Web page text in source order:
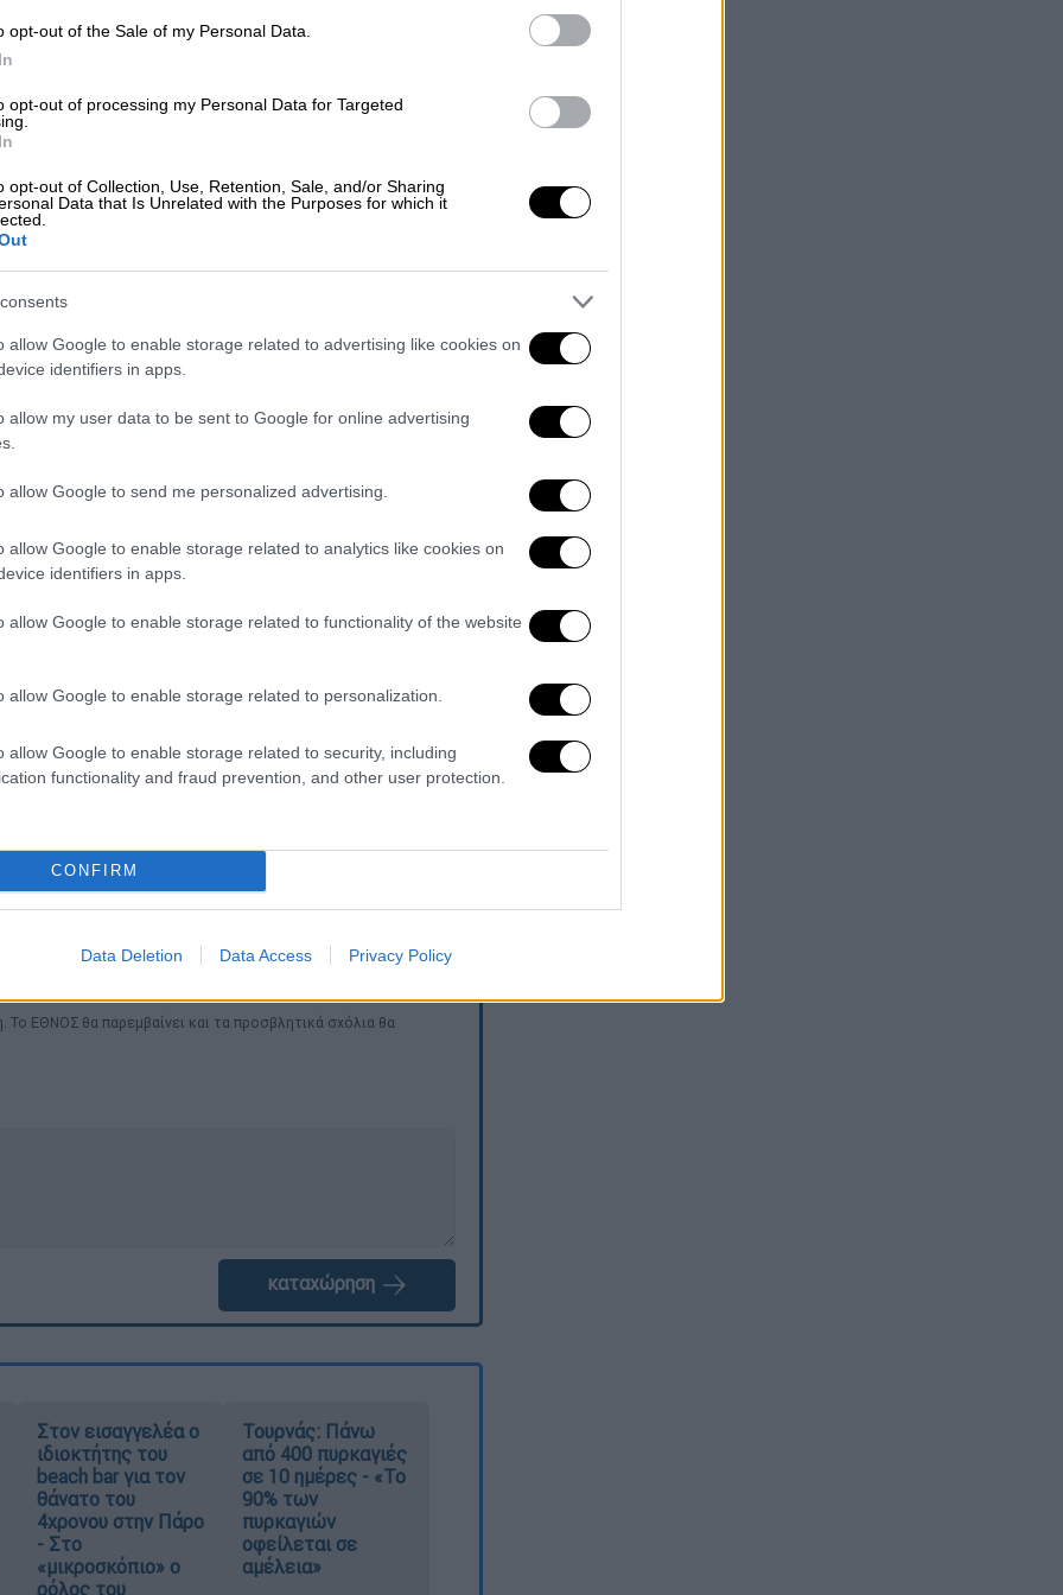
opt-out of the Sale of my Personal Data.
opt-out of processing my Personal Data for Targeted
opt-out of Collection, Use, Retention, Sale, and/or Sharing
Data that Is Unrelated with the Purposes for which it
allow Google to enable storage related to advertising like cookies on
identifiers in apps.
allow my user data to be sent to Google for online advertising
allow Google to send me personalized advertising.
allow Google to enable storage related to analytics like cookies on
identifiers in apps.
allow Google to enable storage related to functionality of the website
allow Google to enable storage related to personalization.
allow Google to enable storage related to security, including
functionality and fraud prevention, and other user protection.
CONFIRM
Data Deletion Data Access Privacy Policy
της Λίζα Κούντροου για τα
Cephus, μεταφέρθηκε άμεσα στο
πληροφορίες να αναφέρουν ότι
ιατρική περίθαλψη ».
TMZ, ενώ η αστυνομία της κομητείας
κλήση για πυροβολισμούς σε χώρο
Rock Hotel & Casino. Σύμφωνα με την
χωρίς να διατρέχει κίνδυνο για τη
casinohttps://t.co/CTYs7ZTBPY
σε πλήρη εξέλιξη.
των Migos, ενός από τα πιο
δεκαετίας. Υπενθυμίζεται ότι το
Takeoffέχασε τη ζωή του σε
που είχε συγκλονίσει τη μουσική
ΕΘΝΟΣ θα παρεμβαίνει και τα προσβλητικά σχόλια θα
καταχώρηση
Στον εισαγγελέα ο
ιδιοκτήτης του
beach bar για τον
θάνατο του
4χρονου στην Πάρο
- Στο
«μικροσκόπιο» ο
ρόλος του
Τουρνάς: Πάνω
από 400 πυρκαγιές
σε 10 ημέρες - «Το
90% των
πυρκαγιών
οφείλεται σε
αμέλεια»